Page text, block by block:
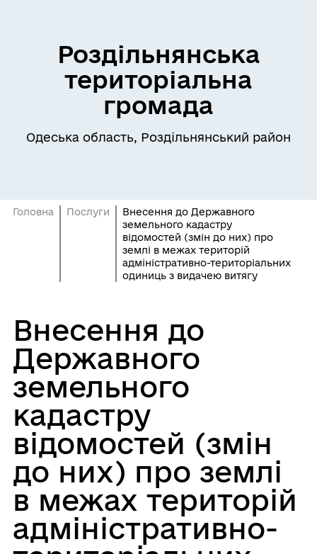
Роздільнянська
територіальна
громада
Одеська область, Роздільнянський район
Головна Послуги
Внесення до Державного
земельного кадастру
відомостей (змін до них) про
землі в межах територій
адміністративно-територіальних
одиниць з видачею витягу
Внесення до
Державного
земельного
кадастру
відомостей (змін
до них) про землі
в межах територій
адміністративно-